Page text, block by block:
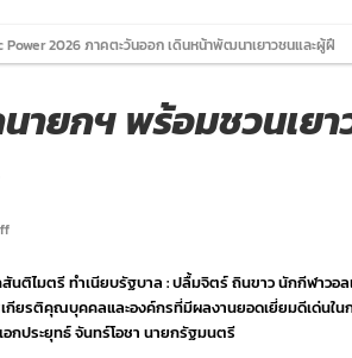
2026 ภาคตะวันออก เดินหน้าพัฒนาเยาวชนและผู้ฝึกส
ายกฯ พร้อมชวนเยา
on
รับ
โล่
นา
นติไมตรี ทำเนียบรัฐบาล : ปลื้มจิตร์ ถินขาว นักกีฬาว
กียรติคุณบุคคลและองค์กรที่มีผลงานยอดเยี่ยมดีเด่นใน
กประยุทธ์ จันทร์โอชา นายกรัฐมนตรี